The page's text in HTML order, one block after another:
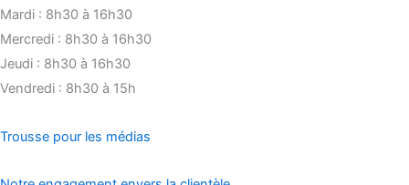
Mardi : 8h30 à 16h30
Mercredi : 8h30 à 16h30
Jeudi : 8h30 à 16h30
Vendredi : 8h30 à 15h
Trousse pour les médias